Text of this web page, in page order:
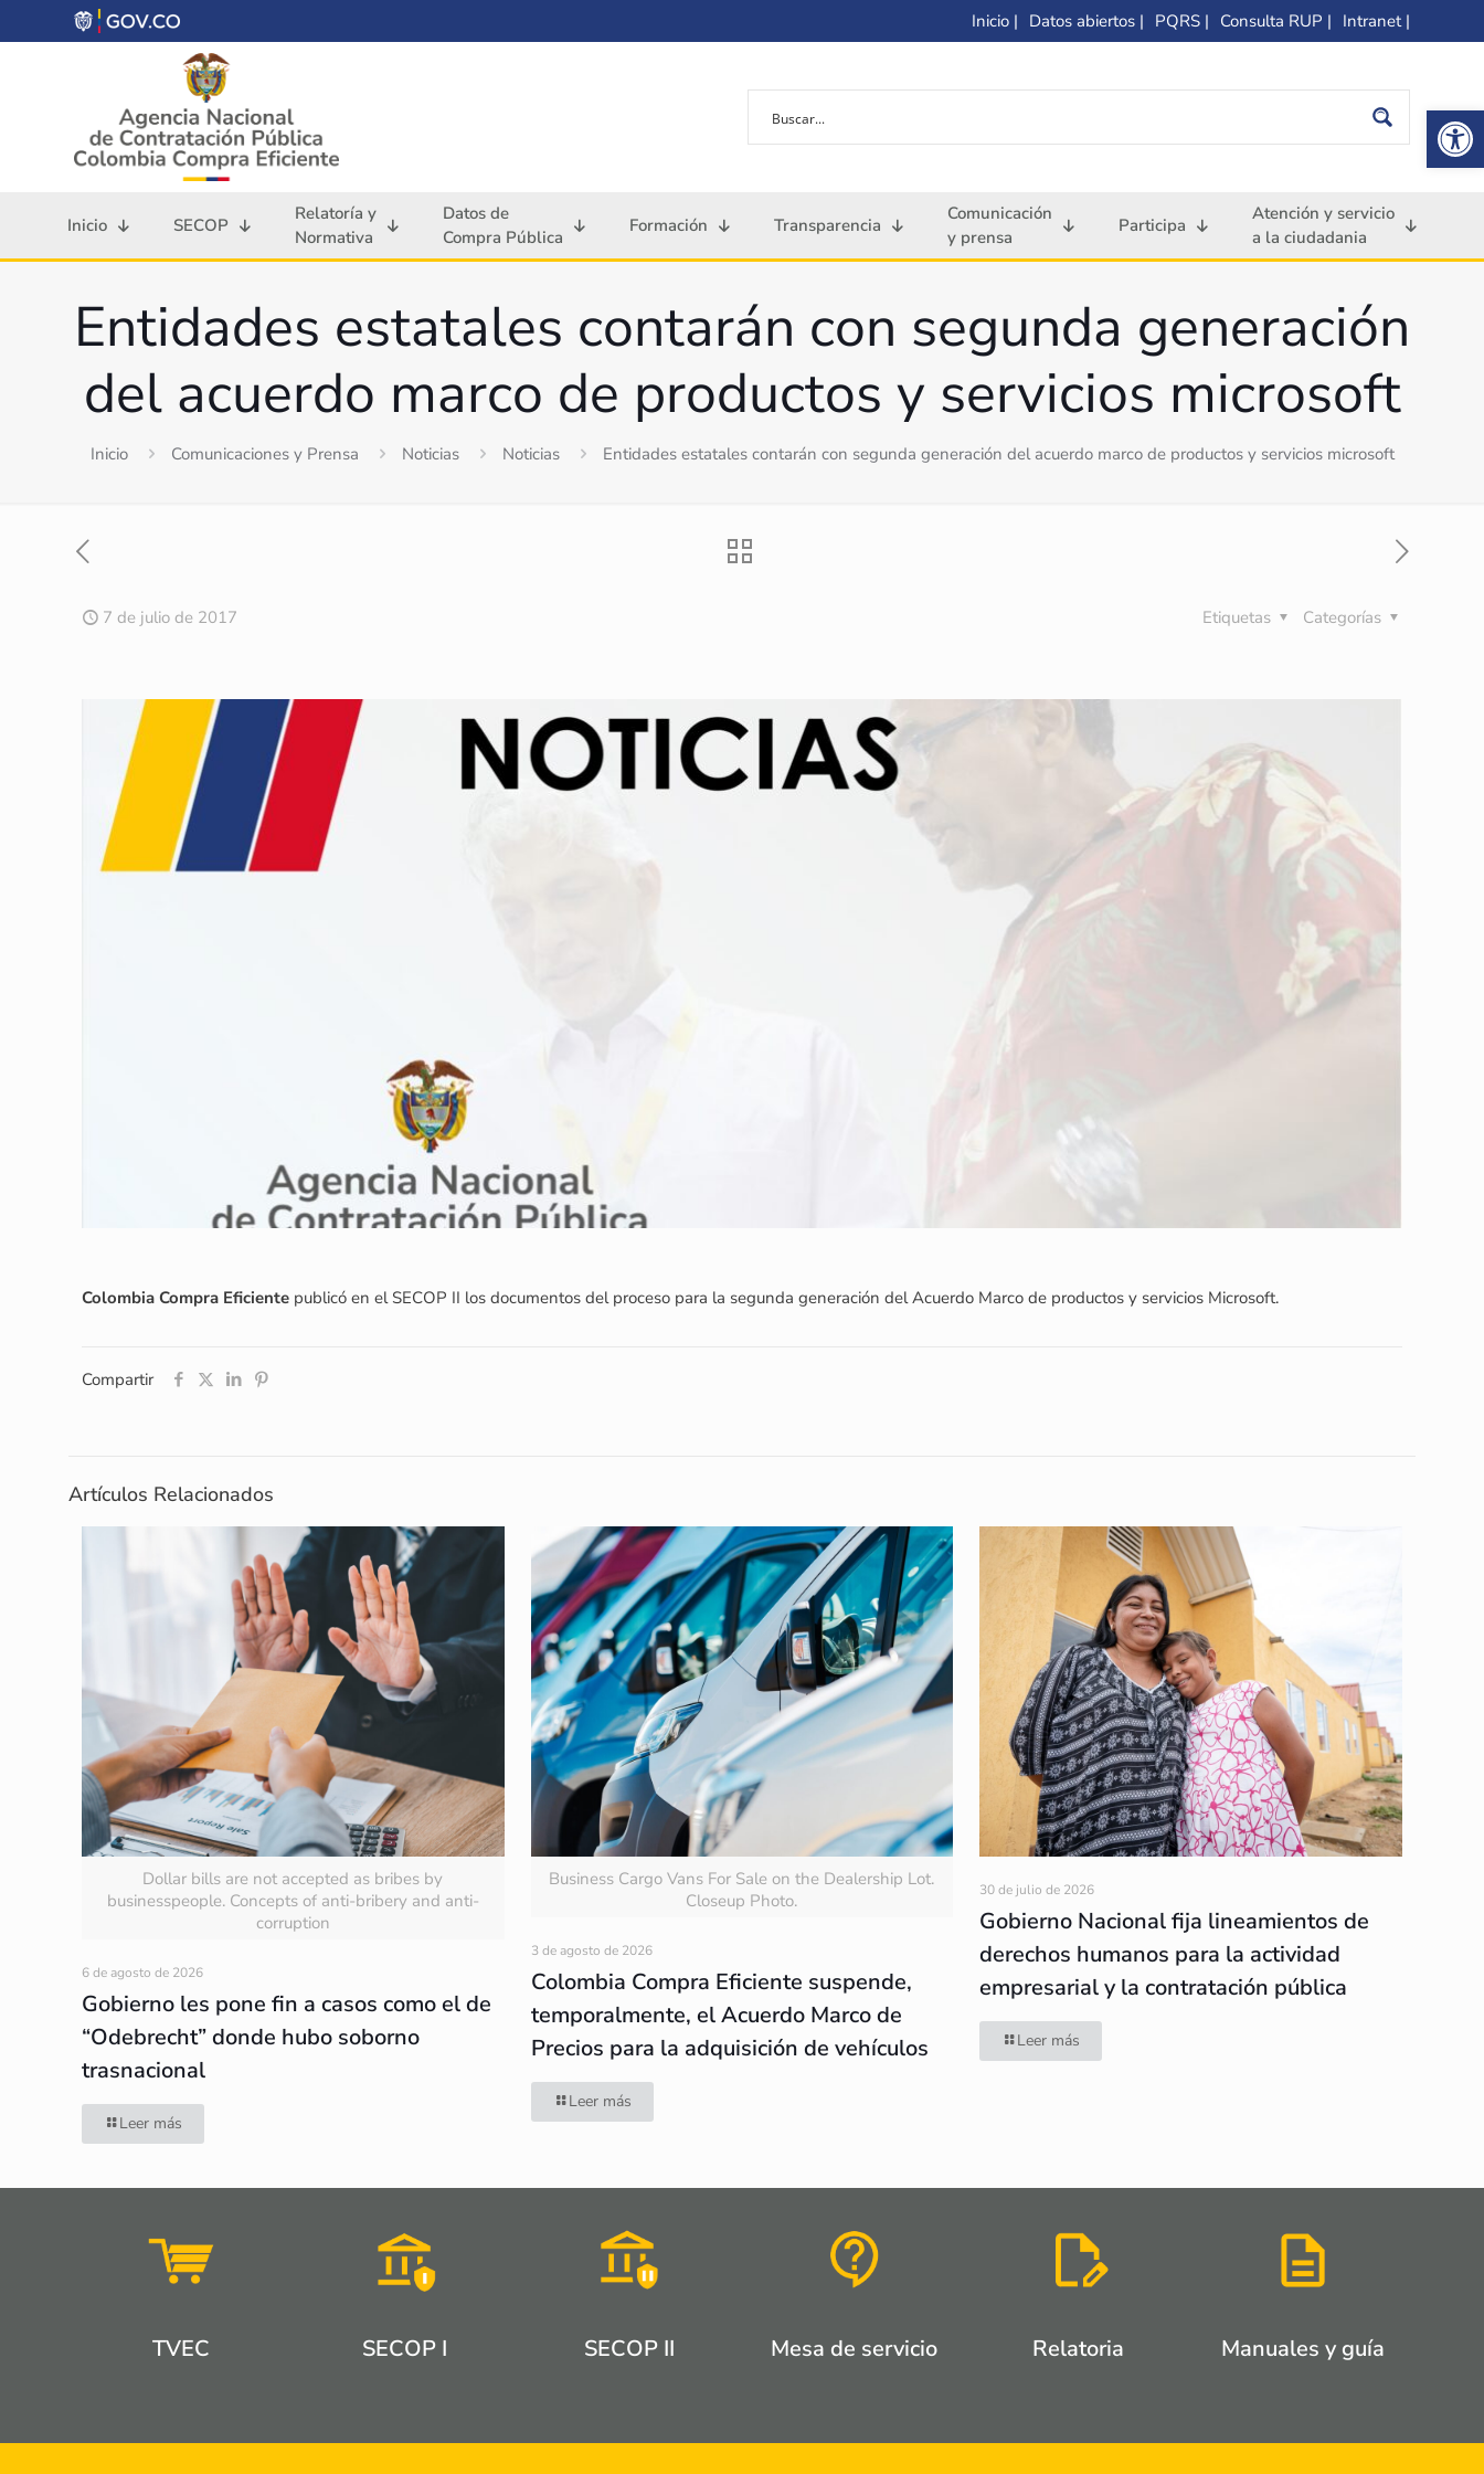
Inicio | Datos abiertos | PQRS | Consulta RUP | Intranet |
Inicio SECOP
Relatoría y
Normativa
Datos de
Compra Pública
Formación Transparencia
Comunicación
y prensa
Participa
Atención y servicio
a la ciudadania
Entidades estatales contarán con segunda generación
del acuerdo marco de productos y servicios microsoft
Inicio Comunicaciones y Prensa Noticias Noticias Entidades estatales contarán con segunda generación del acuerdo marco de productos y servicios microsoft
7 de julio de 2017 Categorías
Etiquetas
Colombia Compra Eficiente publicó en el SECOP II los documentos del proceso para la segunda generación del Acuerdo Marco de productos y servicios Microsoft.
Compartir
Artículos Relacionados
Dollar bills are not accepted as bribes by
businesspeople. Concepts of anti-bribery and anti-
corruption
6 de agosto de 2026
Gobierno les pone fin a casos como el de
“Odebrecht” donde hubo soborno
trasnacional
Leer más
Business Cargo Vans For Sale on the Dealership Lot.
Closeup Photo.
3 de agosto de 2026
Colombia Compra Eficiente suspende,
temporalmente, el Acuerdo Marco de
Precios para la adquisición de vehículos
Leer más
30 de julio de 2026
Gobierno Nacional fija lineamientos de
derechos humanos para la actividad
empresarial y la contratación pública
Leer más
TVEC SECOP I SECOP II Mesa de servicio Relatoria Manuales y guía